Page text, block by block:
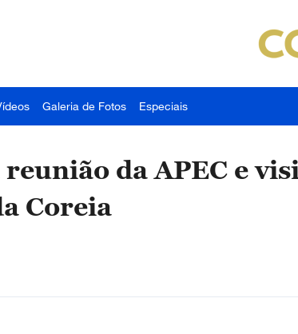
Galeria de Fotos Especiais
da APEC e
Coreia